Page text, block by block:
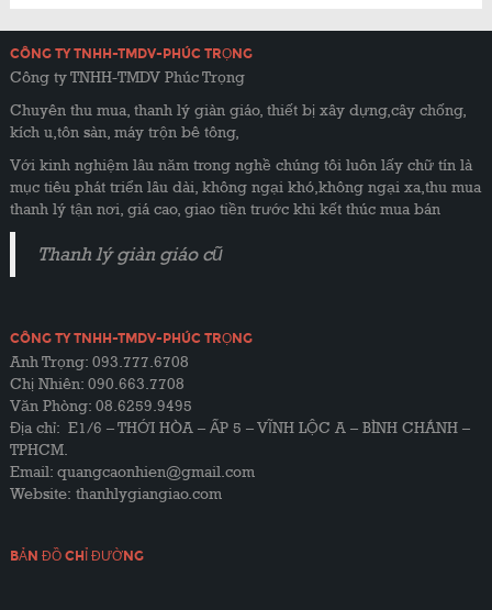
CÔNG TY TNHH-TMDV-PHÚC TRỌNG
Công ty TNHH-TMDV Phúc Trọng
Chuyên thu mua, thanh lý giàn giáo, thiết bị xây dựng,cây chống,
kích u,tôn sàn, máy trộn bê tông,
Với kinh nghiệm lâu năm trong nghề chúng tôi luôn lấy chữ tín là
mục tiêu phát triển lâu dài, không ngại khó,không ngại xa,thu mua
thanh lý tận nơi, giá cao, giao tiền trước khi kết thúc mua bán
Thanh lý giàn giáo cũ
CÔNG TY TNHH-TMDV-PHÚC TRỌNG
Anh Trọng: 093.777.6708
Chị Nhiên: 090.663.7708
Văn Phòng: 08.6259.9495
Địa chỉ: E1/6 – THỚI HÒA – ẤP 5 – VĨNH LỘC A – BÌNH CHÁNH –
TPHCM.
Email: quangcaonhien@gmail.com
Website: thanhlygiangiao.com
BẢN ĐỒ CHỈ ĐƯỜNG